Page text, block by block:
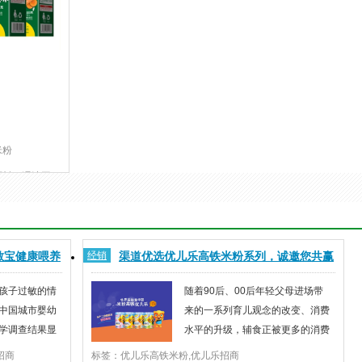
粉
，湿法工
宝健康喂养
子过敏的情
国城市婴幼
调查结果显
下婴幼儿过
商
经销 渠道优选优儿乐高铁米粉系列，诚邀您共赢
随着90后、00后年轻父母进场带
来的一系列育儿观念的改变、消费
水平的升级，辅食正被更多的消费
者认可，但认可的同时也带来一系
标签：优儿乐高铁米粉,优儿乐招商